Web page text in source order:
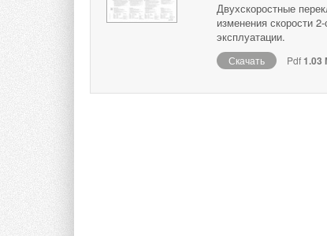
Двухскоростные
изменения скорости
эксплуатации.
Скачать Pdf1.03